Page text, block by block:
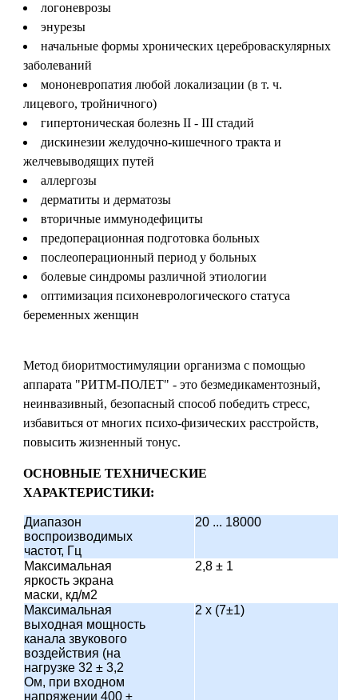
логоневрозы
энурезы
начальные формы хронических цереброваскулярных
заболеваний
мононевропатия любой локализации (в т. ч.
лицевого, тройничного)
гипертоническая болезнь II - III стадий
дискинезии желудочно-кишечного тракта и
желчевыводящих путей
аллергозы
дерматиты и дерматозы
вторичные иммунодефициты
предоперационная подготовка больных
послеоперационный период у больных
болевые синдромы различной этиологии
оптимизация психоневрологического статуса
беременных женщин
Метод биоритмостимуляции организма с помощью
аппарата "РИТМ-ПОЛЕТ" - это безмедикаментозный,
неинвазивный, безопасный способ победить стресс,
избавиться от многих психо-физических расстройств,
повысить жизненный тонус.
ОСНОВНЫЕ ТЕХНИЧЕСКИЕ
ХАРАКТЕРИСТИКИ:
Диапазон
воспроизводимых
частот, Гц
20 ... 18000
Максимальная
яркость экрана
маски, кд/м2
2,8 ± 1
Максимальная
выходная мощность
канала звукового
воздействия (на
нагрузке 32 ± 3,2
Ом, при входном
напряжении 400 ±
2 x (7±1)